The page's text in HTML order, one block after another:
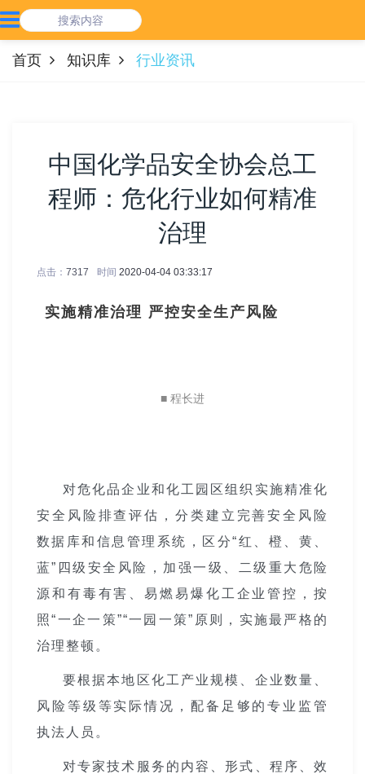
首页 知识库 行业资讯
中国化学品安全协会总工
程师：危化行业如何精准
治理
点击： 7317 时间 2020-04-04 03:33:17
实施精准治理 严控安全生产风险
■ 程长进
对危化品企业和化工园区组织实施精准化
安全风险排查评估，分类建立完善安全风险
数据库和信息管理系统，区分“红、橙、黄、
蓝” 四级安全风险，加强一级、二级重大危险
源和有毒有害、易燃易爆化工企业管控，按
照“一企一策”“一园一策” 原则，实施最严格的
治理整顿。
要根据本地区化工产业规模、企业数量、
风险等级等实际情况，配备足够的专业监管
执法人员。
对专家技术服务的内容、形式、程序、效